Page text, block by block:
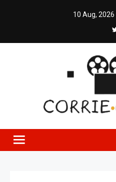
10 Aug, 2026